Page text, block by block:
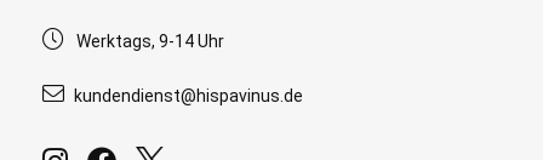
Werktags, 9-14 Uhr
kundendienst@hispavinus.de